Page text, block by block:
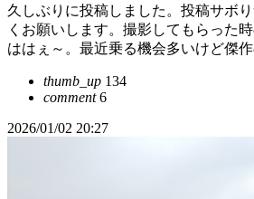
久しぶりに投稿しました。投稿サボ
くお願いします。撮影してもらった
ははぇ～。最近乗る機会多いけど傑作
thumb_up 134
comment6
2026/01/02 20:27